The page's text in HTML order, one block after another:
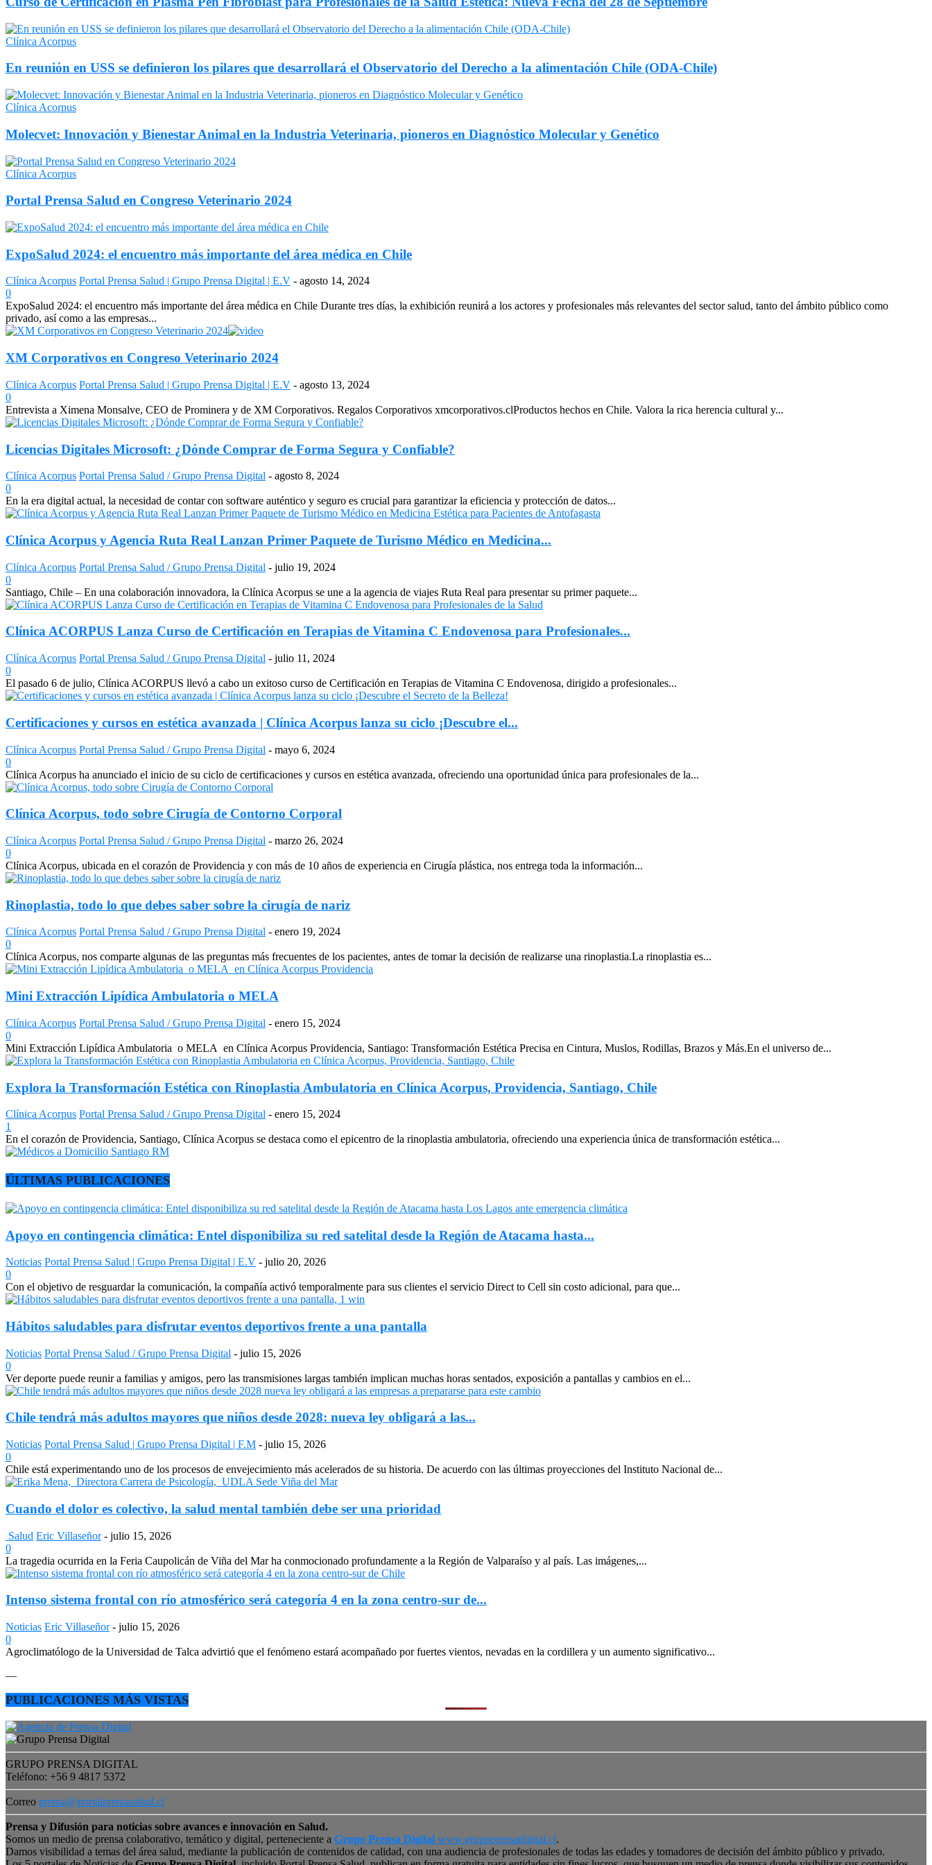
Clínica Acorpus
En reunión en USS se definieron los pilares que desarrollará el Observatorio del Derecho a la alimentación Chile (ODA-Chile)
Clínica Acorpus
Molecvet: Innovación y Bienestar Animal en la Industria Veterinaria, pioneros en Diagnóstico Molecular y Genético
Clínica Acorpus
Portal Prensa Salud en Congreso Veterinario 2024
ExpoSalud 2024: el encuentro más importante del área médica en Chile
Clínica Acorpus Portal Prensa Salud | Grupo Prensa Digital | E.V - agosto 14, 2024
0
ExpoSalud 2024: el encuentro más importante del área médica en Chile Durante tres días, la exhibición reunirá a los actores y profesionales más relevantes del sector salud, tanto del ámbito público como
privado, así como a las empresas...
XM Corporativos en Congreso Veterinario 2024
Clínica Acorpus Portal Prensa Salud | Grupo Prensa Digital | E.V - agosto 13, 2024
0
Entrevista a Ximena Monsalve, CEO de Prominera y de XM Corporativos. Regalos Corporativos xmcorporativos.clProductos hechos en Chile. Valora la rica herencia cultural y...
Licencias Digitales Microsoft: ¿Dónde Comprar de Forma Segura y Confiable?
Clínica Acorpus Portal Prensa Salud / Grupo Prensa Digital - agosto 8, 2024
0
En la era digital actual, la necesidad de contar con software auténtico y seguro es crucial para garantizar la eficiencia y protección de datos...
Clínica Acorpus y Agencia Ruta Real Lanzan Primer Paquete de Turismo Médico en Medicina...
Clínica Acorpus Portal Prensa Salud / Grupo Prensa Digital - julio 19, 2024
0
Santiago, Chile – En una colaboración innovadora, la Clínica Acorpus se une a la agencia de viajes Ruta Real para presentar su primer paquete...
Clínica ACORPUS Lanza Curso de Certificación en Terapias de Vitamina C Endovenosa para Profesionales...
Clínica Acorpus Portal Prensa Salud / Grupo Prensa Digital - julio 11, 2024
0
El pasado 6 de julio, Clínica ACORPUS llevó a cabo un exitoso curso de Certificación en Terapias de Vitamina C Endovenosa, dirigido a profesionales...
Certificaciones y cursos en estética avanzada | Clínica Acorpus lanza su ciclo ¡Descubre el...
Clínica Acorpus Portal Prensa Salud / Grupo Prensa Digital - mayo 6, 2024
0
Clínica Acorpus ha anunciado el inicio de su ciclo de certificaciones y cursos en estética avanzada, ofreciendo una oportunidad única para profesionales de la...
Clínica Acorpus, todo sobre Cirugía de Contorno Corporal
Clínica Acorpus Portal Prensa Salud / Grupo Prensa Digital - marzo 26, 2024
0
Clínica Acorpus, ubicada en el corazón de Providencia y con más de 10 años de experiencia en Cirugía plástica, nos entrega toda la información...
Rinoplastia, todo lo que debes saber sobre la cirugía de nariz
Clínica Acorpus Portal Prensa Salud / Grupo Prensa Digital - enero 19, 2024
0
Clínica Acorpus, nos comparte algunas de las preguntas más frecuentes de los pacientes, antes de tomar la decisión de realizarse una rinoplastia.La rinoplastia es...
Mini Extracción Lipídica Ambulatoria o MELA
Clínica Acorpus Portal Prensa Salud / Grupo Prensa Digital - enero 15, 2024
0
Mini Extracción Lipídica Ambulatoria o MELA en Clínica Acorpus Providencia, Santiago: Transformación Estética Precisa en Cintura, Muslos, Rodillas, Brazos y Más.En el universo de...
Explora la Transformación Estética con Rinoplastia Ambulatoria en Clínica Acorpus, Providencia, Santiago, Chile
Clínica Acorpus Portal Prensa Salud / Grupo Prensa Digital - enero 15, 2024
1
En el corazón de Providencia, Santiago, Clínica Acorpus se destaca como el epicentro de la rinoplastia ambulatoria, ofreciendo una experiencia única de transformación estética...
ÚLTIMAS PUBLICACIONES
Apoyo en contingencia climática: Entel disponibiliza su red satelital desde la Región de Atacama hasta...
Noticias Portal Prensa Salud | Grupo Prensa Digital | E.V - julio 20, 2026
0
Con el objetivo de resguardar la comunicación, la compañía activó temporalmente para sus clientes el servicio Direct to Cell sin costo adicional, para que...
Hábitos saludables para disfrutar eventos deportivos frente a una pantalla
Noticias Portal Prensa Salud / Grupo Prensa Digital - julio 15, 2026
0
Ver deporte puede reunir a familias y amigos, pero las transmisiones largas también implican muchas horas sentados, exposición a pantallas y cambios en el...
Chile tendrá más adultos mayores que niños desde 2028: nueva ley obligará a las...
Noticias Portal Prensa Salud | Grupo Prensa Digital | F.M - julio 15, 2026
0
Chile está experimentando uno de los procesos de envejecimiento más acelerados de su historia. De acuerdo con las últimas proyecciones del Instituto Nacional de...
Cuando el dolor es colectivo, la salud mental también debe ser una prioridad
Salud Eric Villaseñor - julio 15, 2026
0
La tragedia ocurrida en la Feria Caupolicán de Viña del Mar ha conmocionado profundamente a la Región de Valparaíso y al país. Las imágenes,...
Intenso sistema frontal con río atmosférico será categoría 4 en la zona centro-sur de...
Noticias Eric Villaseñor - julio 15, 2026
0
Agroclimatólogo de la Universidad de Talca advirtió que el fenómeno estará acompañado por fuertes vientos, nevadas en la cordillera y un aumento significativo...
—
PUBLICACIONES MÁS VISTAS
GRUPO PRENSA DIGITAL
Teléfono: +56 9 4817 5372
Correo prensa@portalprensasalud.cl
Prensa y Difusión para noticias sobre avances e innovación en Salud.
Somos un medio de prensa colaborativo, temático y digital, perteneciente a Grupo Prensa Digital www.grupoprensadigital.cl.
Damos visibilidad a temas del área salud, mediante la publicación de contenidos de calidad, con una audiencia de profesionales de todas las edades y tomadores de decisión del ámbito público y privado.